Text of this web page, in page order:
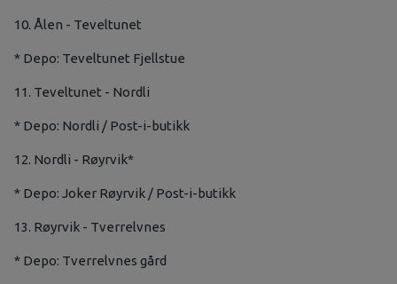
10. Ålen - Teveltunet
* Depo: Teveltunet Fjellstue
11. Teveltunet - Nordli
* Depo: Nordli / Post-i-butikk
12. Nordli - Røyrvik*
* Depo: Joker Røyrvik / Post-i-butikk
13. Røyrvik - Tverrelvnes
* Depo: Tverrelvnes gård